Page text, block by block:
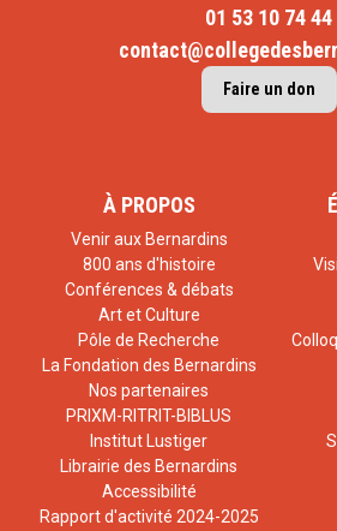
01 53 10 74 44
Faire un don
À PROPOS
Venir aux Bernardins
800 ans d'histoire
Conférences & débats
Art et Culture
Pôle de Recherche
La Fondation des Bernardins
Nos partenaires
PRIXM-RITRIT-BIBLUS
Institut Lustiger
Librairie des Bernardins
Accessibilité
Rapport d'activité 2024-2025